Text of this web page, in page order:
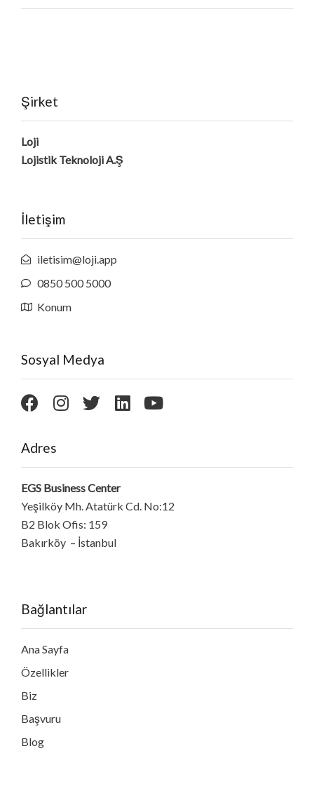
Şirket
Loji
Lojistik Teknoloji A.Ş
İletişim
iletisim@loji.app
0850 500 5000
Konum
Sosyal Medya
Adres
EGS Business Center
Yeşilköy Mh. Atatürk Cd. No:12
B2 Blok Ofis: 159
Bakırköy – İstanbul
Bağlantılar
Ana Sayfa
Özellikler
Biz
Başvuru
Blog